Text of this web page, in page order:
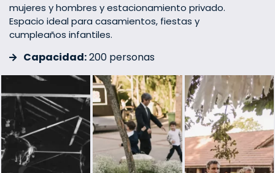
mujeres y hombres y estacionamiento privado.
Espacio ideal para casamientos, fiestas y
cumpleaños infantiles.
Capacidad:200 personas